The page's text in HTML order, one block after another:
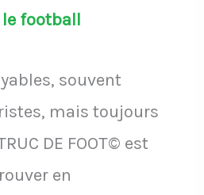
football
souvent
mais toujours
DE FOOT© est
en